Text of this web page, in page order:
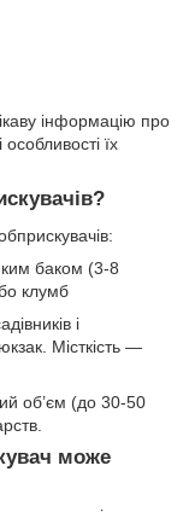
інформацію про
їх
баком (3-8
клумб
і
Місткість —
об’єм (до 30-50
може